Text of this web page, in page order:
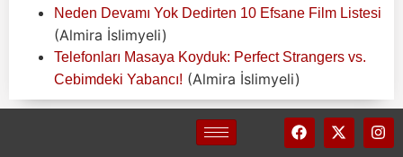
Neden Devamı Yok Dedirten 10 Efsane Film Listesi
(Almira İslimyeli)
Telefonları Masaya Koyduk: Perfect Strangers vs.
Cebimdeki Yabancı! (Almira İslimyeli)